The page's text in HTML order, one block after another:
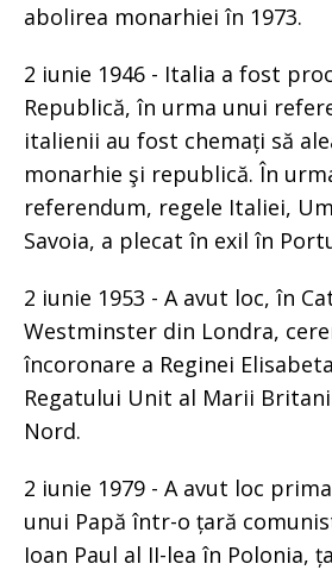
abolirea monarhiei în 1973.
2 iunie 1946 - Italia a fost
Republică, în urma unui
italienii au fost chemați să
monarhie şi republică. În
referendum, regele Italiei,
Savoia, a plecat în exil în
2 iunie 1953 - A avut loc, în
Westminster din Londra,
încoronare a Reginei
Regatului Unit al Marii
Nord.
2 iunie 1979 - A avut loc
unui Papă într-o țară
Ioan Paul al II-lea în Polonia,